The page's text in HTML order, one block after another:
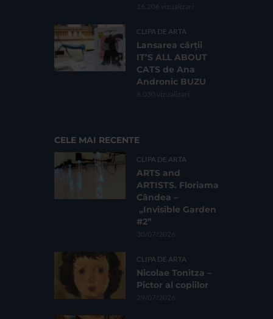
16.206 vizualizari
CLIPA DE ARTA
Lansarea cărții
IT’S ALL ABOUT
CATS de Ana
Andronic BUZU
8.030 vizualizari
CELE MAI RECENTE
CLIPA DE ARTA
ARTS and
ARTISTS. Floriama
Cândea –
„Invisible Garden
#2”
30/07/2026
CLIPA DE ARTA
Nicolae Tonitza –
Pictor al copiilor
29/07/2026